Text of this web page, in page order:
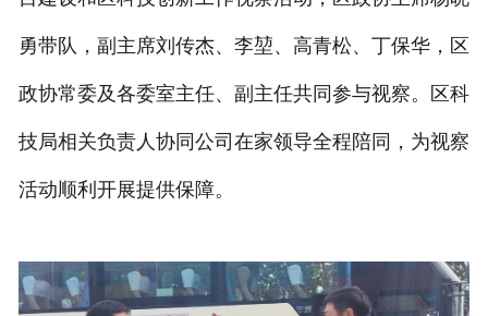
勇带队，副主席刘传杰、李堃、高青松、丁保华，区
政协常委及各委室主任、副主任共同参与视察。区科
技局相关负责人协同公司在家领导全程陪同，为视察
活动顺利开展提供保障。